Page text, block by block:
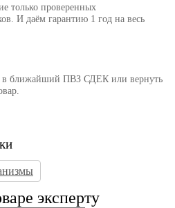
только проверенных
И даём гарантию 1 год на весь
в ближайший ПВЗ СДЕК или вернуть
эксперту